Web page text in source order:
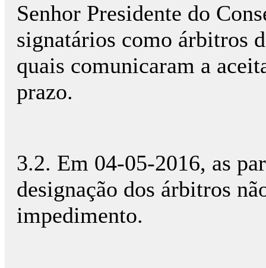
Senhor Presidente do
signatários como árbitros
quais comunicaram a
prazo.
3.2. Em 04-05-2016, as
designação dos árbitros
impedimento.